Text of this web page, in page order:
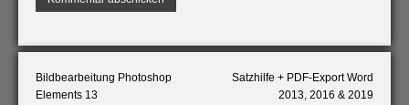
Beitragsnavigation
Bildbearbeitung Photoshop
Elements 13
Satzhilfe + PDF-Export Word
2013, 2016 & 2019